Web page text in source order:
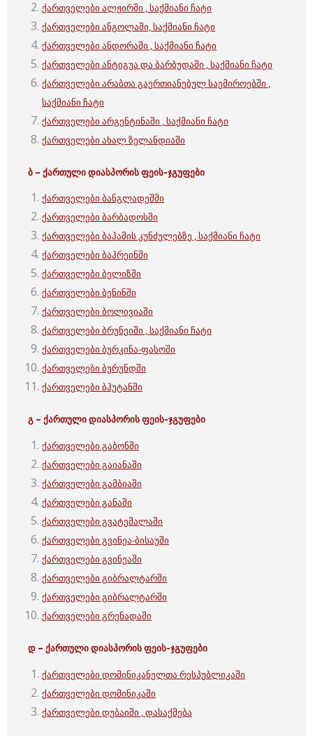
ქართველები ალჟირში , საქმიანი ჩატი
ქართველები ანგოლაში, საქმიანი ჩატი
ქართველები ანდორაში , საქმიანი ჩატი
ქართველები ანტიგუა და ბარბუდაში , საქმიანი ჩატი
ქართველები არაბთა გაერთიანებულ საემიროებში ,
საქმიანი ჩატი
ქართველები არგენტინაში , საქმიანი ჩატი
ქართველები ახალ ზელანდიაში
ბ – ქართულიდიასპორის ფეის-ჯგუფები
ქართველები ბანგლადეშში
ქართველები ბარბადოსში
ქართველები ბაჰამის კუნძულებზე , საქმიანი ჩატი
ქართველები ბაჰრეინში
ქართველები ბელიზში
ქართველები ბენინში
ქართველები ბოლივიაში
ქართველები ბრუნეიში , საქმიანი ჩატი
ქართველები ბურკინა-ფასოში
ქართველები ბურუნდში
ქართველები ბჰუტანში
გ – ქართულიდიასპორის ფეის-ჯგუფები
ქართველები გაბონში
ქართველები გაიანაში
ქართველები გამბიაში
ქართველები განაში
ქართველები გვატემალაში
ქართველები გვინეა-ბისაუში
ქართველები გვინეაში
ქართველები გიბრალტარში
ქართველები გიბრალტარში
ქართველები გრენადაში
დ – ქართულიდიასპორის ფეის-ჯგუფები
ქართველები დომინიკანელთა რესპუბლიკაში
ქართველები დომინიკაში
ქართველები დუბაიში , დასაქმება